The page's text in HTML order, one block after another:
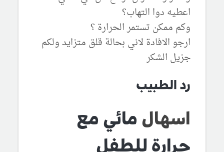
اعطيه دوا التهاب؟
وكم ممكن تستمر الحرارة ؟
ارجو الافادة لاني بحالة قلق متزايد ولكم
جزيل الشكر
رد الطبيب
اسهال مائي مع
حرارة للطفل